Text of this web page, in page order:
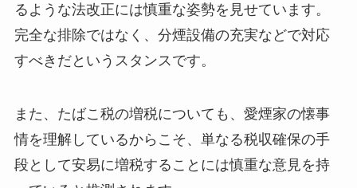
るような法改正には慎重な姿勢を見せています。
完全な排除ではなく、分煙設備の充実などで対応
すべきだというスタンスです。
また、たばこ税の増税についても、愛煙家の懐事
情を理解しているからこそ、単なる税収確保の手
段として安易に増税することには慎重な意見を持